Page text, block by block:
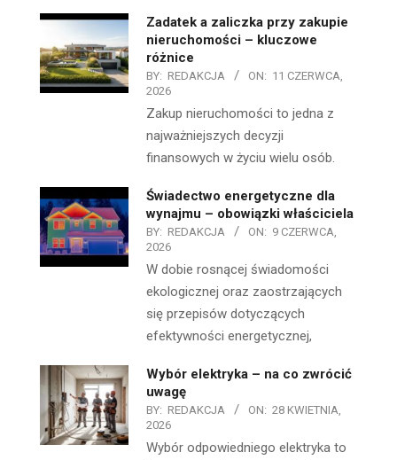
Zadatek a zaliczka przy zakupie
nieruchomości – kluczowe
różnice
BY: REDAKCJA ON: 11 CZERWCA,
2026
Zakup nieruchomości to jedna z
najważniejszych decyzji
finansowych w życiu wielu osób.
Świadectwo energetyczne dla
wynajmu – obowiązki właściciela
BY: REDAKCJA ON: 9 CZERWCA,
2026
W dobie rosnącej świadomości
ekologicznej oraz zaostrzających
się przepisów dotyczących
efektywności energetycznej,
Wybór elektryka – na co zwrócić
uwagę
BY: REDAKCJA ON: 28 KWIETNIA,
2026
Wybór odpowiedniego elektryka to